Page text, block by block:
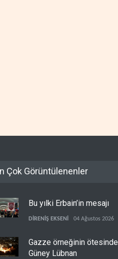
Çok Görüntülenenler
Bu yılki Erbain’in mesajı
DİRENİŞ EKSENİ 04 Ağustos 2026
Gazze örneğinin ötesinde
Güney Lübnan